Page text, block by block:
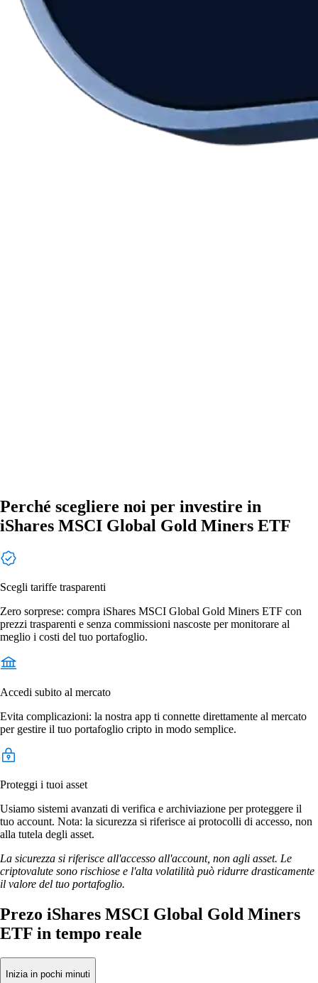
Perché scegliere noi per investire in
iShares MSCI Global Gold Miners ETF
Scegli tariffe trasparenti
Zero sorprese: compra iShares MSCI Global Gold Miners ETF con
prezzi trasparenti e senza commissioni nascoste per monitorare al
meglio i costi del tuo portafoglio.
Accedi subito al mercato
Evita complicazioni: la nostra app ti connette direttamente al mercato
per gestire il tuo portafoglio cripto in modo semplice.
Proteggi i tuoi asset
Usiamo sistemi avanzati di verifica e archiviazione per proteggere il
tuo account. Nota: la sicurezza si riferisce ai protocolli di accesso, non
alla tutela degli asset.
La sicurezza si riferisce all'accesso all'account, non agli asset. Le
criptovalute sono rischiose e l'alta volatilità può ridurre drasticamente
il valore del tuo portafoglio.
Prezo iShares MSCI Global Gold Miners
ETF in tempo reale
Inizia in pochi minuti